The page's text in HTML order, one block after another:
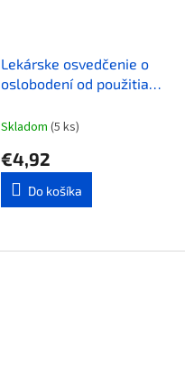
Lekárske osvedčenie o
oslobodení od použitia
vozidla
Skladom (5 ks)
€4,92
Do košíka